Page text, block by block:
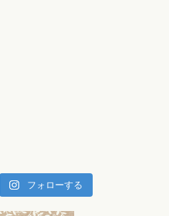
フォローする